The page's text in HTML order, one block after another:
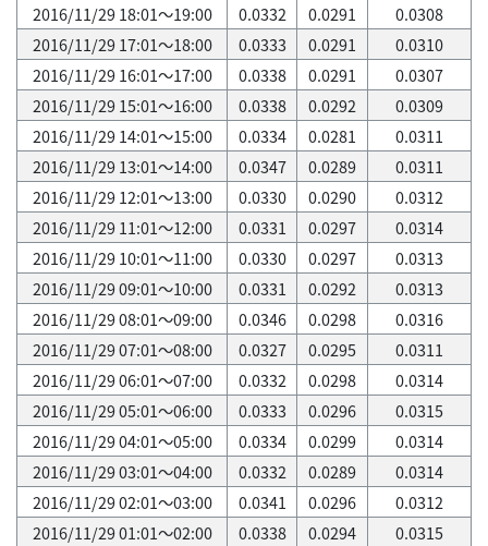
2016/11/29 18:01～19:00
0.0332 0.0291
0.0308
2016/11/29 17:01～18:00
0.0333 0.0291
0.0310
2016/11/29 16:01～17:00
0.0338 0.0291
0.0307
2016/11/29 15:01～16:00
0.0338 0.0292
0.0309
2016/11/29 14:01～15:00
0.0334 0.0281
0.0311
2016/11/29 13:01～14:00
0.0347 0.0289
0.0311
2016/11/29 12:01～13:00
0.0330 0.0290
0.0312
2016/11/29 11:01～12:00
0.0331 0.0297
0.0314
2016/11/29 10:01～11:00
0.0330 0.0297
0.0313
2016/11/29 09:01～10:00
0.0331 0.0292
0.0313
2016/11/29 08:01～09:00
0.0346 0.0298
0.0316
2016/11/29 07:01～08:00
0.0327 0.0295
0.0311
2016/11/29 06:01～07:00
0.0332 0.0298
0.0314
2016/11/29 05:01～06:00
0.0333 0.0296
0.0315
2016/11/29 04:01～05:00
0.0334 0.0299
0.0314
2016/11/29 03:01～04:00
0.0332 0.0289
0.0314
2016/11/29 02:01～03:00
0.0341 0.0296
0.0312
2016/11/29 01:01～02:00
0.0338 0.0294
0.0315